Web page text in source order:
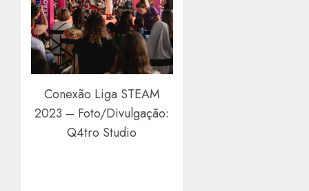
Conexão Liga STEAM
2023 – Foto/Divulgação:
Q4tro Studio